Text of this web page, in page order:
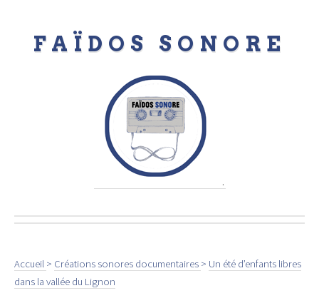
FAÏDOS SONORE
.
Accueil > Créations sonores documentaires > Un été d’enfants libres
dans la vallée du Lignon